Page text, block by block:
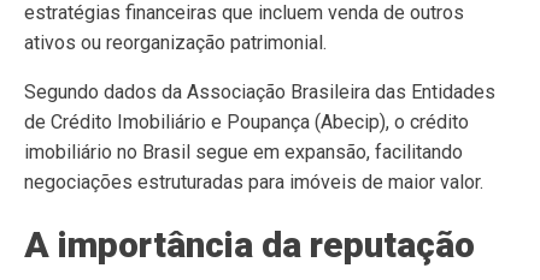
estratégias financeiras que incluem venda de outros
ativos ou reorganização patrimonial.
Segundo dados da Associação Brasileira das Entidades
de Crédito Imobiliário e Poupança (Abecip), o crédito
imobiliário no Brasil segue em expansão, facilitando
negociações estruturadas para imóveis de maior valor.
A importância da reputação